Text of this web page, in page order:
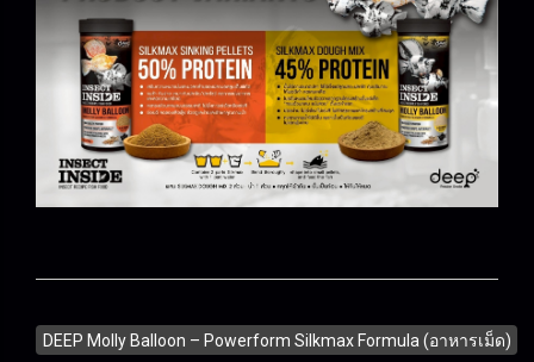
DEEP Molly Balloon – Powerform Silkmax Formula (อาหารเม็ด)